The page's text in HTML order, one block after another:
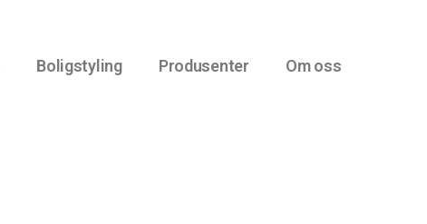
Boligstyling Produsenter Om oss